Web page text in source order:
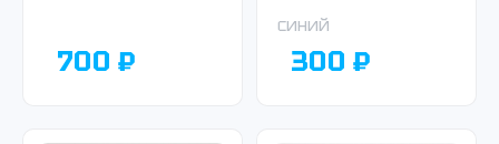
700 ₽
круглый,синий
синий
300 ₽